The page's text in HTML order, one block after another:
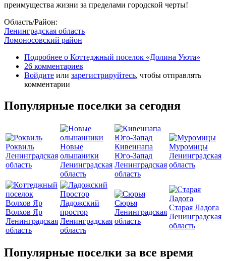
преимущества жизни за пределами городской черты!
Область/Район:
Ленинградская область
Ломоносовский район
Подробнее о Коттеджный поселок «Долина Уюта»
26 комментариев
Войдите или зарегистрируйтесь, чтобы отправлять
комментарии
Популярные поселки за сегодня
Роквиль
Ленинградская
область
Новые
ольшаники
Ленинградская
область
Кивеннапа
Юго-Запад
Ленинградская
область
Муромицы
Ленинградская
область
Волхов Яр
Ленинградская
область
Ладожский
простор
Ленинградская
область
Сюрья
Ленинградская
область
Старая Ладога
Ленинградская
область
Популярные поселки за все время